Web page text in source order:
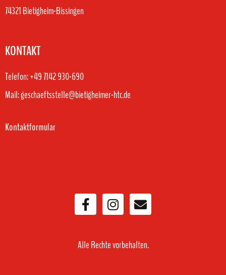
74321 Bietigheim-Bissingen
KONTAKT
Telefon: +49 7142 930-690
Mail: geschaeftsstelle@bietigheimer-htc.de
Kontaktformular
Alle Rechte vorbehalten.